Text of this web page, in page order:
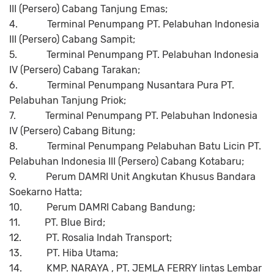
III (Persero) Cabang Tanjung Emas;
4.
Terminal Penumpang PT. Pelabuhan Indonesia
III (Persero) Cabang Sampit;
5.
Terminal Penumpang PT. Pelabuhan Indonesia
IV (Persero) Cabang Tarakan;
6.
Terminal Penumpang Nusantara Pura PT.
Pelabuhan Tanjung Priok;
7.
Terminal Penumpang PT. Pelabuhan Indonesia
IV (Persero) Cabang Bitung;
8.
Terminal Penumpang Pelabuhan Batu Licin PT.
Pelabuhan Indonesia III (Persero) Cabang Kotabaru;
9.
Perum DAMRI Unit Angkutan Khusus Bandara
Soekarno Hatta;
10.
Perum DAMRI Cabang Bandung;
11.
PT. Blue Bird;
12.
PT. Rosalia Indah Transport;
13.
PT. Hiba Utama;
14.
KMP. NARAYA , PT. JEMLA FERRY lintas Lembar